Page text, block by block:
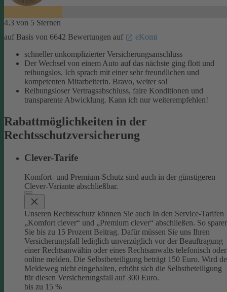
4.3 von 5 Sternen
auf Basis von 6642 Bewertungen auf
eKomi
schneller unkomplizierter Versicherungsanschluss
Der Wechsel von einem Auto auf das nächste ging flott und
reibungslos. Ich sprach mit einer sehr freundlichen und
kompetenten Mitarbeiterin. Bravo, weiter so!
Reibungsloser Vertragsabschluss, faire Konditionen und
transparente Abwicklung. Kann ich nur weiterempfehlen!
Rabattmöglichkeiten in der
Rechtsschutzversicherung
Clever-Tarife
Komfort- und Premium-Schutz sind auch in der günstigeren
Clever-Variante abschließbar.
Unseren Rechtsschutz können Sie auch In den Service-Tarifen
„Komfort clever“ und „Premium clever“ abschließen. So
Sie bis zu 15 Prozent Beitrag. Dafür müssen Sie uns Ihren
Versicherungsfall lediglich unverzüglich vor der Beauftragung
einer Rechtsanwältin oder eines Rechtsanwalts telefonisch oder
online melden. Die Selbstbeteiligung beträgt 150 Euro. Wird
Meldeweg nicht eingehalten, erhöht sich die Selbstbeteiligung
für diesen Versicherungsfall auf 300 Euro.
bis zu 15 %